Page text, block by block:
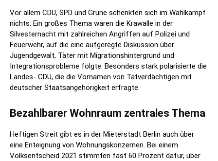
Vor allem CDU, SPD und Grüne schenkten sich im Wahlkampf
nichts. Ein großes Thema waren die Krawalle in der
Silvesternacht mit zahlreichen Angriffen auf Polizei und
Feuerwehr, auf die eine aufgeregte Diskussion über
Jugendgewalt, Täter mit Migrationshintergrund und
Integrationsprobleme folgte. Besonders stark polarisierte die
Landes- CDU, die die Vornamen von Tatverdächtigen mit
deutscher Staatsangehörigkeit erfragte.
Bezahlbarer Wohnraum zentrales Thema
Heftigen Streit gibt es in der Mieterstadt Berlin auch über
eine Enteignung von Wohnungskonzernen. Bei einem
Volksentscheid 2021 stimmten fast 60 Prozent dafür, über